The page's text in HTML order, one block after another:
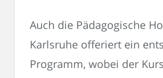
Auch die Pädagogische
Karlsruhe offeriert ein
Programm, wobei der